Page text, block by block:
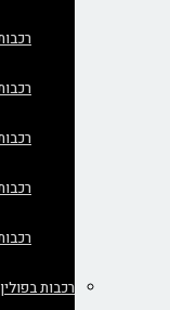
רכבות בפולין